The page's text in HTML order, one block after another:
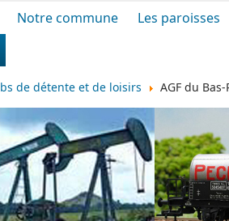
Notre commune Les paroisses
de détente et de loisirs AGF du